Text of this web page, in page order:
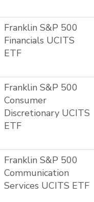
Franklin S&P 500
Financials UCITS
ETF
Franklin S&P 500
Consumer
Discretionary UCITS
ETF
Franklin S&P 500
Communication
Services UCITS ETF